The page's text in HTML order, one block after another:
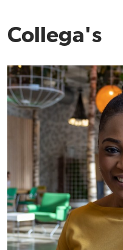
Collega's